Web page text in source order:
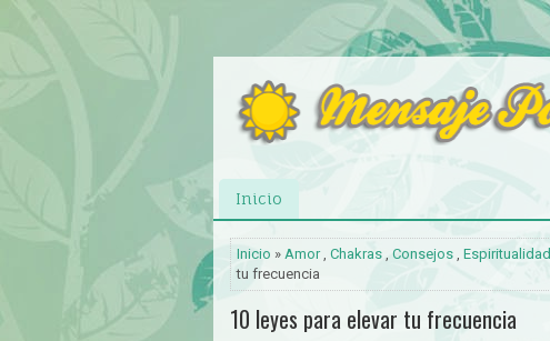
Inicio
Inicio » Amor, Chakras , Consejos , Espiritualidad
tu frecuencia
10 leyes para elevar tu frecuencia